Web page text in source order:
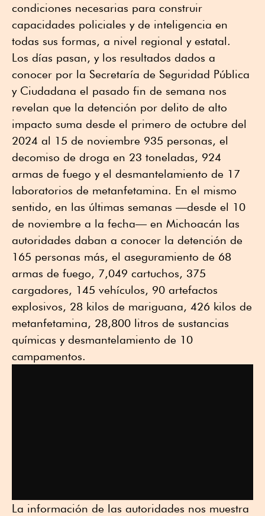
condiciones necesarias para construir
capacidades policiales y de inteligencia en
todas sus formas, a nivel regional y estatal.
Los días pasan, y los resultados dados a
conocer por la Secretaría de Seguridad Pública
y Ciudadana el pasado fin de semana nos
revelan que la detención por delito de alto
impacto suma desde el primero de octubre del
2024 al 15 de noviembre 935 personas, el
decomiso de droga en 23 toneladas, 924
armas de fuego y el desmantelamiento de 17
laboratorios de metanfetamina. En el mismo
sentido, en las últimas semanas —desde el 10
de noviembre a la fecha— en Michoacán las
autoridades daban a conocer la detención de
165 personas más, el aseguramiento de 68
armas de fuego, 7,049 cartuchos, 375
cargadores, 145 vehículos, 90 artefactos
explosivos, 28 kilos de mariguana, 426 kilos de
metanfetamina, 28,800 litros de sustancias
químicas y desmantelamiento de 10
campamentos.
La información de las autoridades nos muestra